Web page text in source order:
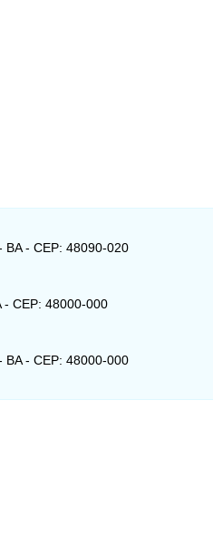
BA - CEP: 48090-020
- CEP: 48000-000
BA - CEP: 48000-000